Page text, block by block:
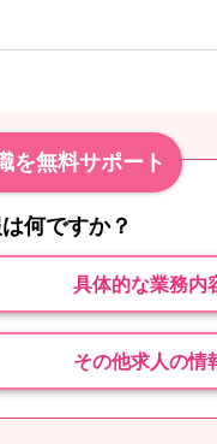
を無料サポート
何ですか？
具体的な業務内
その他求人の情